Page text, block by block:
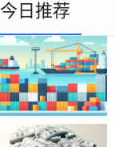
今日推荐